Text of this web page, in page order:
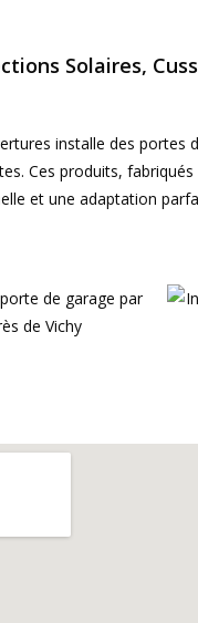
Solaires,
installe des portes
Ces produits, fabriqués
et une adaptation